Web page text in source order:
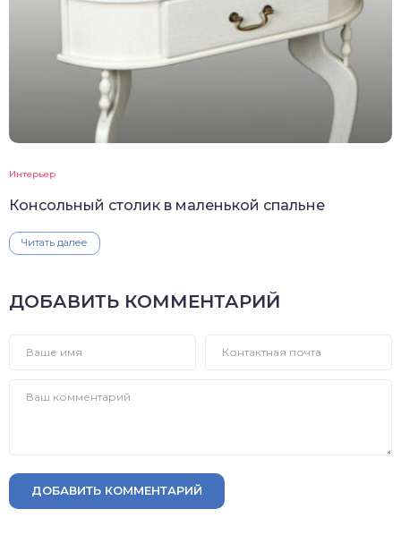
Интерьер
Консольный столик в маленькой спальне
Читать далее
ДОБАВИТЬ КОММЕНТАРИЙ
ДОБАВИТЬ КОММЕНТАРИЙ